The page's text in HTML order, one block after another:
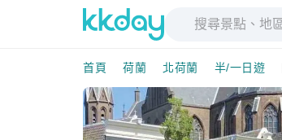
首頁 荷蘭 北荷蘭 半/一日遊